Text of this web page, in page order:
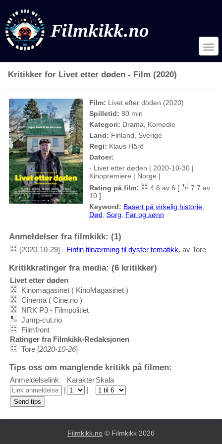
Kritikker for Livet etter døden - Film (2020)
Film: Livet efter döden (2020)
Spilletid: 80 min
Kategori: Drama, Komedie
Land: Finland, Sverige
Regi: Klaus Härö
Datoer:
- Livet etter døden | 2020-10-30 |
Kinopremiere | Norge |
Rating på film:
4.6 av 6 [
7.7 av
10 ]
Keyword: Basert på virkelig historie,
Død Sorg Far og sønn
Anmeldelser fra filmkikk: (1)
[2020-10-29] - Finfin tilnærming til dyster tematikk. av Tore
Kritikkratinger fra media: (6 kritikker)
Livet etter døden
Kinomagasinet ( KinoMagasinet )
Cinema ( Cine.no )
NRK P3 - Filmpolitiet
Jump-cut.no
Filmfront
Ratinger fra Filmkikk-Redaksjonen
Tore [2020-10-26]
Tips oss om manglende kritikk på filmen:
Anmeldelselink KarakterSkala
|
|
Filmkikk.no © Filmkikk 2026